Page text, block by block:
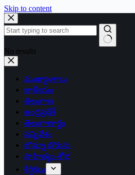
Skip to content
No results
ముఖ్యాంశాలు
జాతీయం
తెలంగాణ
ఆంధ్రప్రదేశ్
తెలంగాణార్థం
సన్నివేశం
బొమ్మా బొరుసు
సాహిత్యం-శోభ
శీర్షికలు